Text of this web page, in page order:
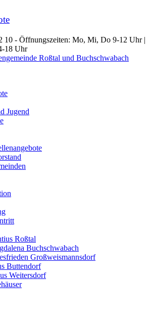
10 - Öffnungszeiten: Mo, Mi, Do 9-12 Uhr |
18 Uhr
Jugend
Roßtal
Buchschwabach
Großweismannsdorf
Buttendorf
Weitersdorf